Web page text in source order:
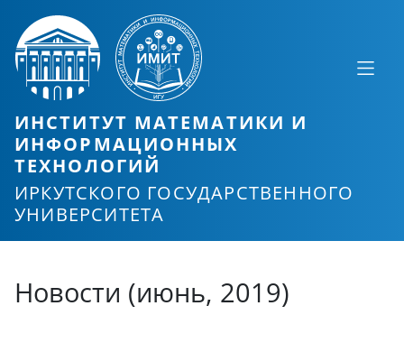
ИНСТИТУТ МАТЕМАТИКИ И
ИНФОРМАЦИОННЫХ
ТЕХНОЛОГИЙ
ИРКУТСКОГО ГОСУДАРСТВЕННОГО
УНИВЕРСИТЕТА
Новости (июнь, 2019)